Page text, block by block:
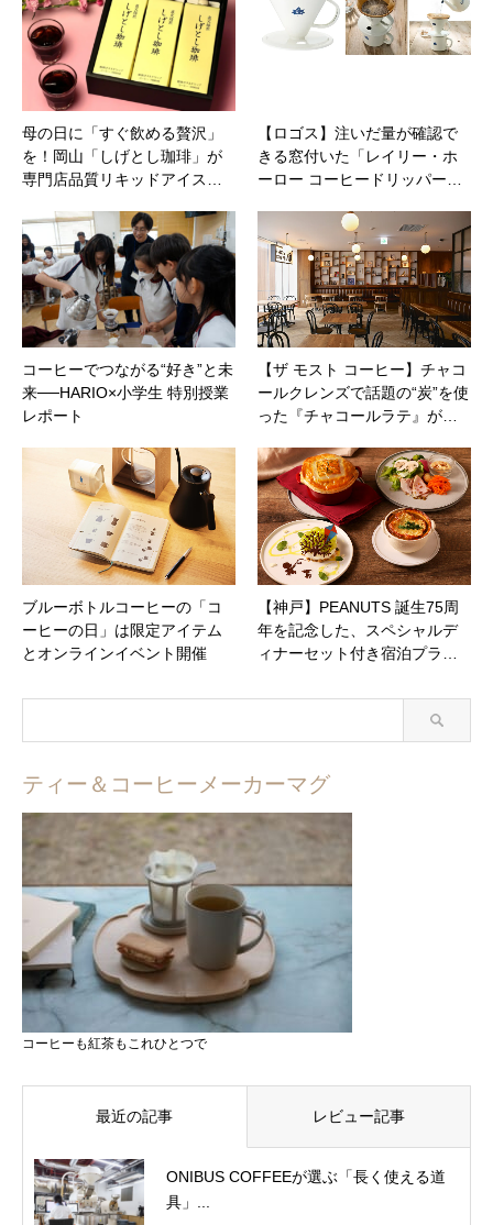
母の日に「すぐ飲める贅沢」
を！岡山「しげとし珈琲」が
専門店品質リキッドアイス…
【ロゴス】注いだ量が確認で
きる窓付いた「レイリー・ホ
ーロー コーヒードリッパー…
コーヒーでつながる“好き”と未
来──HARIO×小学生 特別授業
レポート
【ザ モスト コーヒー】チャコ
ールクレンズで話題の“炭”を使
った『チャコールラテ』が…
ブルーボトルコーヒーの「コ
ーヒーの日」は限定アイテム
とオンラインイベント開催
【神戸】PEANUTS 誕生75周
年を記念した、スペシャルデ
ィナーセット付き宿泊プラ…
ティー＆コーヒーメーカーマグ
コーヒーも紅茶もこれひとつで
最近の記事 レビュー記事
ONIBUS COFFEEが選ぶ「長く使える道
具」...